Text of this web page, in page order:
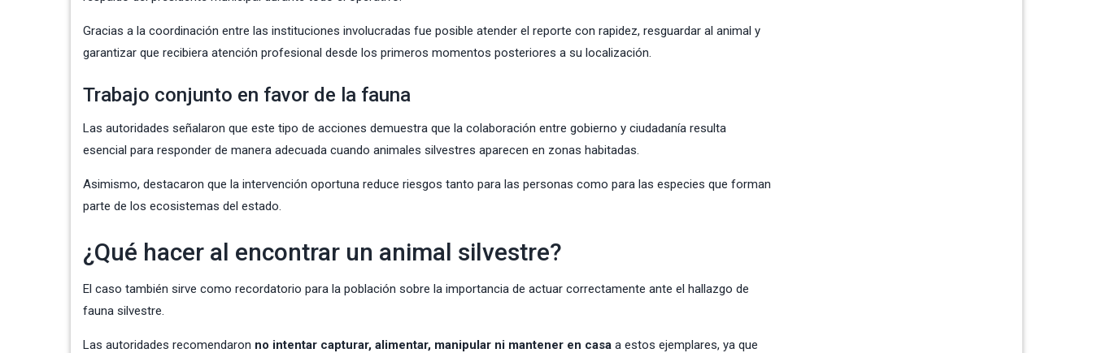
Gracias a la coordinación entre las instituciones involucradas fue posible atender el reporte con rapidez, resguardar al animal y
garantizar que recibiera atención profesional desde los primeros momentos posteriores a su localización.
Trabajo conjunto en favor de la fauna
Las autoridades señalaron que este tipo de acciones demuestra que la colaboración entre gobierno y ciudadanía resulta
esencial para responder de manera adecuada cuando animales silvestres aparecen en zonas habitadas.
Asimismo, destacaron que la intervención oportuna reduce riesgos tanto para las personas como para las especies que forman
parte de los ecosistemas del estado.
¿Qué hacer al encontrar un animal silvestre?
El caso también sirve como recordatorio para la población sobre la importancia de actuar correctamente ante el hallazgo de
fauna silvestre.
Las autoridades recomendaron no intentar capturar, alimentar, manipular ni mantener en casa a estos ejemplares, ya que